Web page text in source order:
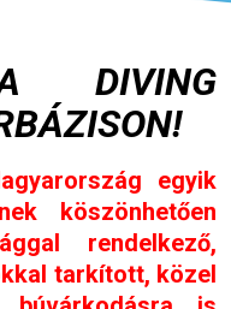
DIVING
egyik
köszönhetően
rendelkező,
tarkított, közel